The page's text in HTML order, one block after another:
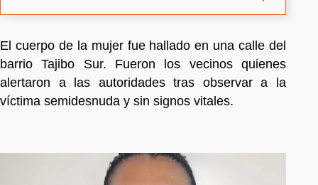
El cuerpo de la mujer fue hallado en una calle del
barrio Tajibo Sur. Fueron los vecinos quienes
alertaron a las autoridades tras observar a la
víctima semidesnuda y sin signos vitales.